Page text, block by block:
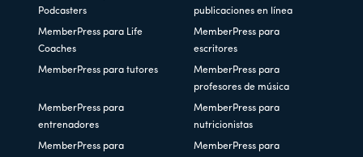
Podcasters
publicaciones en línea
MemberPress para Life
Coaches
MemberPress para
escritores
MemberPress para tutores
MemberPress para
profesores de música
MemberPress para
entrenadores
MemberPress para
nutricionistas
MemberPress para
MemberPress para